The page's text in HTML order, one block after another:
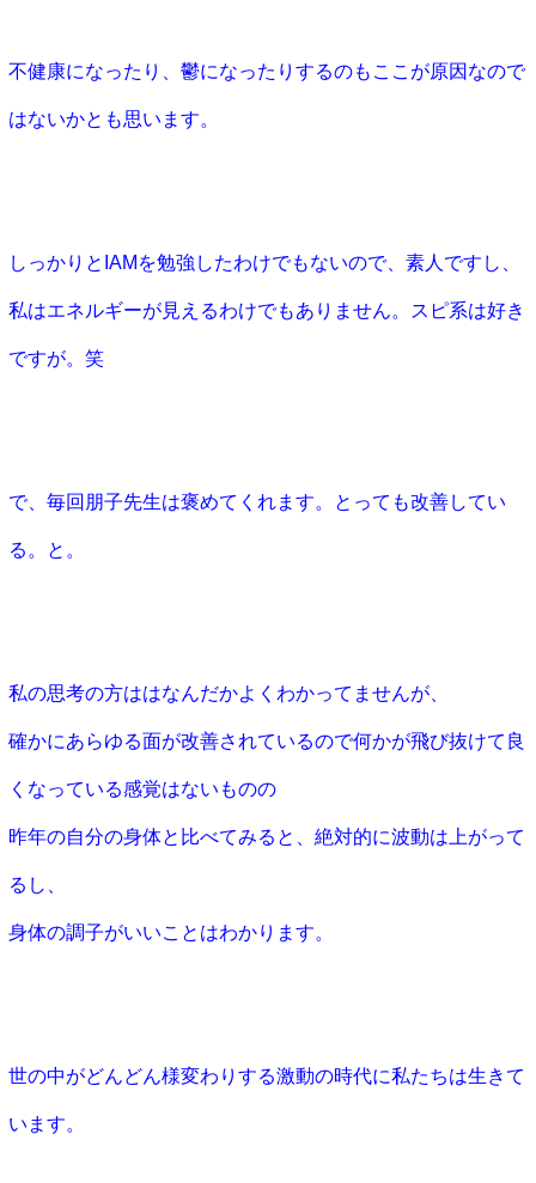
不健康になったり、鬱になったりするのもここが原因なので
はないかとも思います。
しっかりとIAMを勉強したわけでもないので、素人ですし、
私はエネルギーが見えるわけでもありません。スピ系は好き
ですが。笑
で、毎回朋子先生は褒めてくれます。とっても改善してい
る。と。
私の思考の方ははなんだかよくわかってませんが、
確かにあらゆる面が改善されているので何かが飛び抜けて良
くなっている感覚はないものの
昨年の自分の身体と比べてみると、絶対的に波動は上がって
るし、
身体の調子がいいことはわかります。
世の中がどんどん様変わりする激動の時代に私たちは生きて
います。